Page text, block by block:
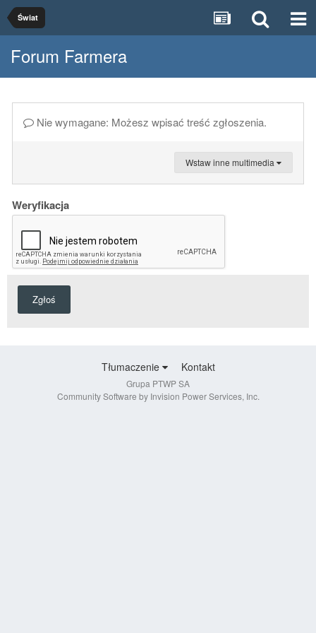
Świat
Forum Farmera
Nie wymagane: Możesz wpisać treść zgłoszenia.
Wstaw inne multimedia
Weryfikacja
Zgłoś
Tłumaczenie Kontakt
Grupa PTWP SA
Community Software by Invision Power Services, Inc.